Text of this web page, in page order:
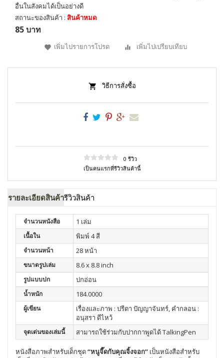
อื่นในสังคมได้เป็นอย่างดี
สถานะของสินค้า : สินค้าหมด
85 บาท
เพิ่มไปรายการโปรด เพิ่มไปเปรียบเทียบ
วิธีการสั่งซื้อ
0 รีวิว
เป็นคนแรกที่รีวิวสินค้านี้
รายละเอียดสินค้ารีวิวสินค้า
จำนวนหนังสือ 1 เล่ม
เนื้อใน พิมพ์ 4 สี
จำนวนหน้า 28 หน้า
ขนาดรูปเล่ม 8.6 x 8.8 inch
รูปแบบปก ปกอ่อน
น้ำหนัก 184.0000
ผู้เขียน
เรื่องและภาพ : ปรีดา ปัญญาจันทร์, คำกลอน :
อนุสรา ดีไหว้
จุดเด่นของเล่มนี้ สามารถใช้ร่วมกับปากกาพูดได้ TalkingPen
หนังสือภาพสำหรับเด็กชุด“หนูจี๊ดกับคุณจิ้งจอก” เป็นหนังสือสำหรับ